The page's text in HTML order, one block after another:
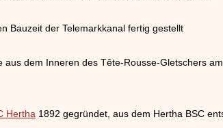
Bauzeit der Telemarkkanal fertig gestellt
aus dem Inneren des Tête-Rousse-Gletschers
Hertha 1892 gegründet, aus dem Hertha BSC